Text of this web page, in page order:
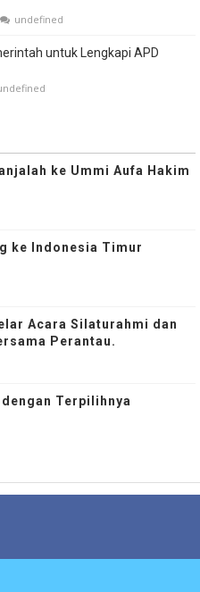
undefined
untuk Lengkapi APD
ke Ummi Aufa Hakim
ke Indonesia Timur
Acara Silaturahmi dan
Perantau.
dengan Terpilihnya